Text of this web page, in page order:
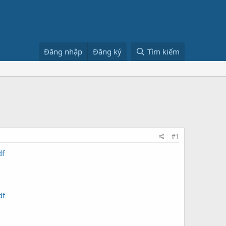
Đăng nhập Đăng ký Tìm kiếm
#1